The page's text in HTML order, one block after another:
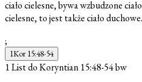
ciało cielesne, bywa wzbudzone
cielesne, to jest także ciało duchowe.
;
1Kor 15:48-54
1 List do Koryntian 15:48-54bw